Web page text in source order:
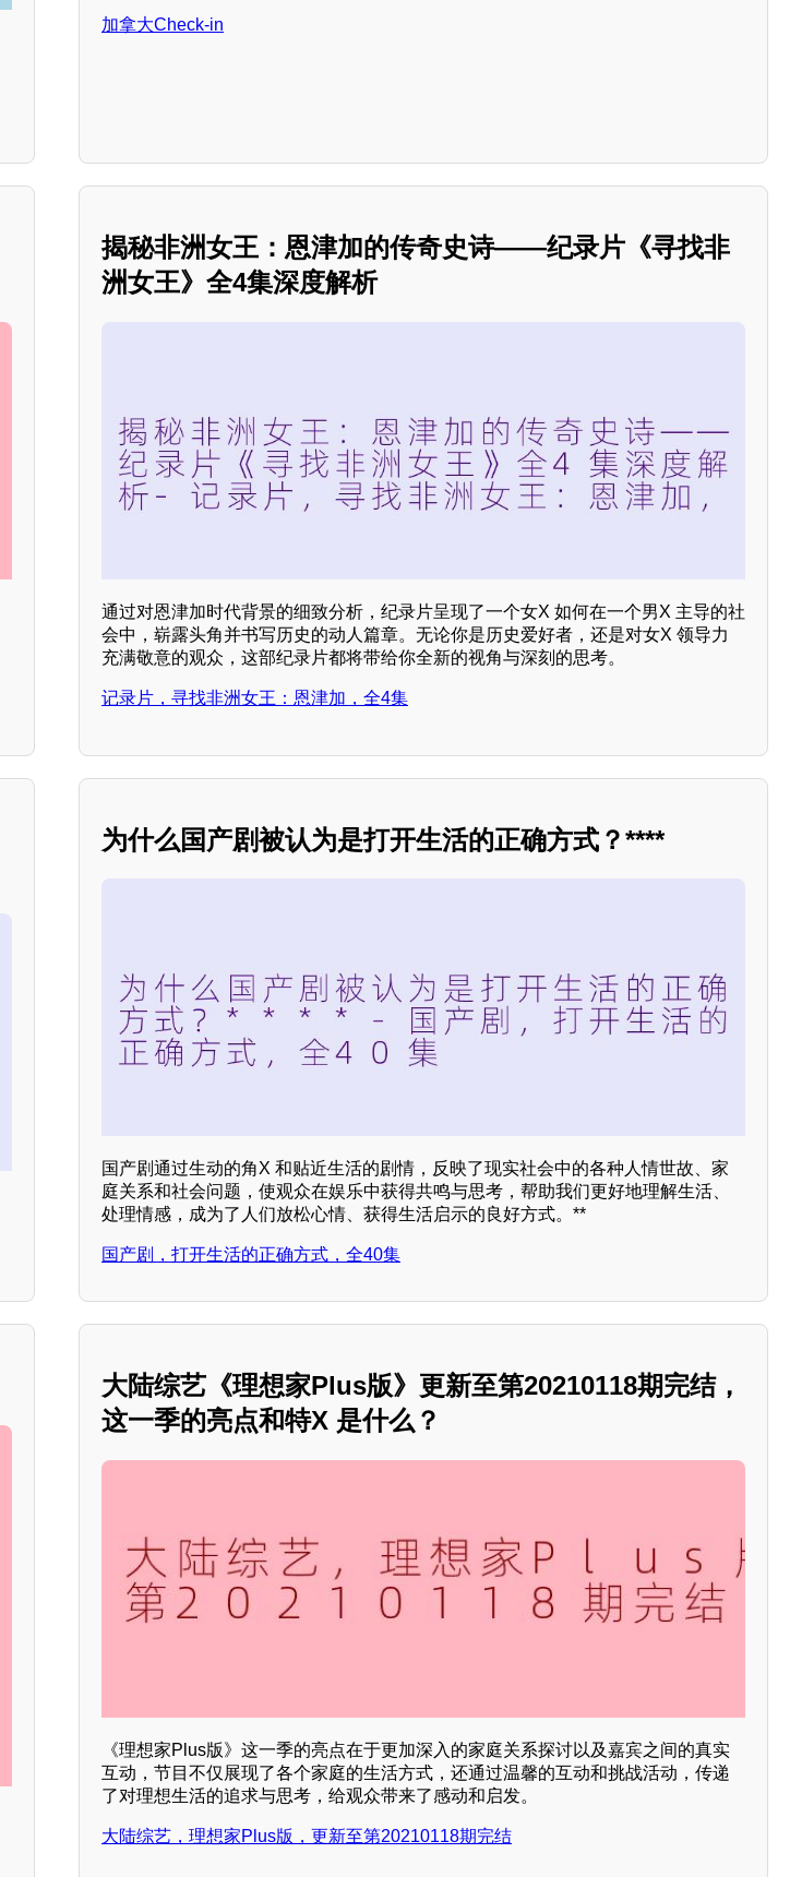
加拿大Check-in
揭秘非洲女王：恩津加的传奇史诗——纪录片《寻找非
洲女王》全4集深度解析
通过对恩津加时代背景的细致分析，纪录片呈现了一个女X 如何在一个男X 主导的社
会中，崭露头角并书写历史的动人篇章。无论你是历史爱好者，还是对女X 领导力
充满敬意的观众，这部纪录片都将带给你全新的视角与深刻的思考。
记录片，寻找非洲女王：恩津加，全4集
为什么国产剧被认为是打开生活的正确方式？****
国产剧通过生动的角X 和贴近生活的剧情，反映了现实社会中的各种人情世故、家
庭关系和社会问题，使观众在娱乐中获得共鸣与思考，帮助我们更好地理解生活、
处理情感，成为了人们放松心情、获得生活启示的良好方式。**
国产剧，打开生活的正确方式，全40集
大陆综艺《理想家Plus版》更新至第20210118期完结，
这一季的亮点和特X 是什么？
《理想家Plus版》这一季的亮点在于更加深入的家庭关系探讨以及嘉宾之间的真实
互动，节目不仅展现了各个家庭的生活方式，还通过温馨的互动和挑战活动，传递
了对理想生活的追求与思考，给观众带来了感动和启发。
大陆综艺，理想家Plus版，更新至第20210118期完结